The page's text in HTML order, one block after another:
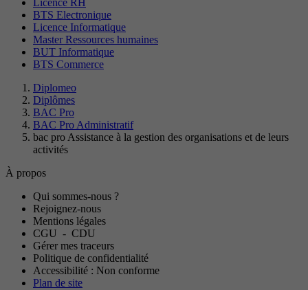
Licence RH
BTS Electronique
Licence Informatique
Master Ressources humaines
BUT Informatique
BTS Commerce
Diplomeo
Diplômes
BAC Pro
BAC Pro Administratif
bac pro Assistance à la gestion des organisations et de leurs
activités
À propos
Qui sommes-nous ?
Rejoignez-nous
Mentions légales
CGU - CDU
Gérer mes traceurs
Politique de confidentialité
Accessibilité : Non conforme
Plan de site